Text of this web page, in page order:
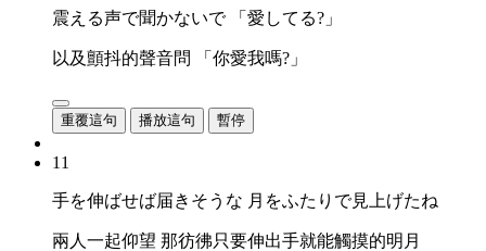
震える声で聞かないで 「愛してる?」
以及顫抖的聲音問 「你愛我嗎?」
重覆這句 播放這句 暫停
11
手を伸ばせば届きそうな 月をふたりで見上げたね
兩人一起仰望 那彷彿只要伸出手就能觸摸的明月